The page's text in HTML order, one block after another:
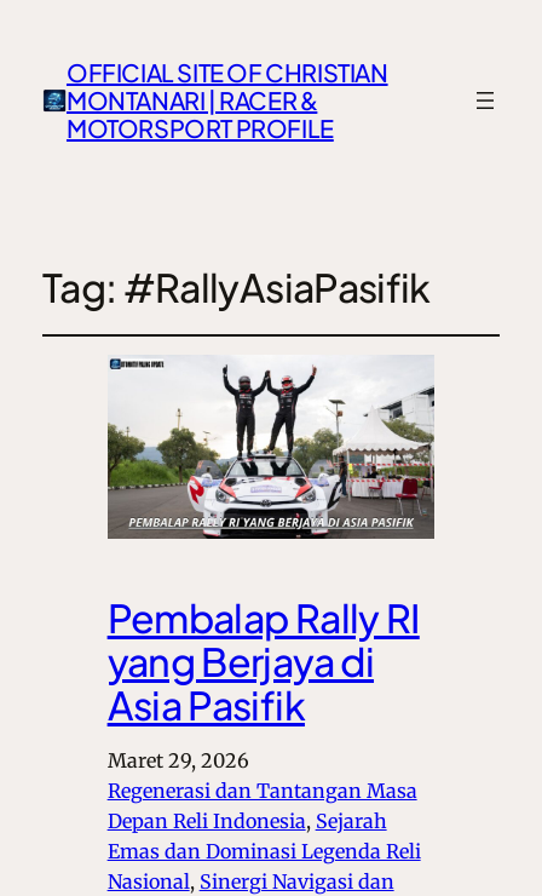
OFFICIAL SITE OF CHRISTIAN
MONTANARI | RACER &
MOTORSPORT PROFILE
Tag: #RallyAsiaPasifik
Pembalap Rally RI
yang Berjaya di
Asia Pasifik
Maret 29, 2026
Regenerasi dan Tantangan Masa
Depan Reli Indonesia, Sejarah
Emas dan Dominasi Legenda Reli
Nasional, Sinergi Navigasi dan